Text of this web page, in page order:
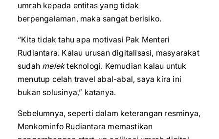
umrah kepada entitas yang tidak
berpengalaman, maka sangat berisiko.
“Kita tidak tahu apa motivasi Pak Menteri
Rudiantara. Kalau urusan digitalisasi, masyarakat
sudah melekteknologi. Kemudian kalau untuk
menutup celah travel abal-abal, saya kira ini
bukan solusinya,” katanya.
Sebelumnya, seperti dalam keterangan resminya,
Menkominfo Rudiantara memastikan